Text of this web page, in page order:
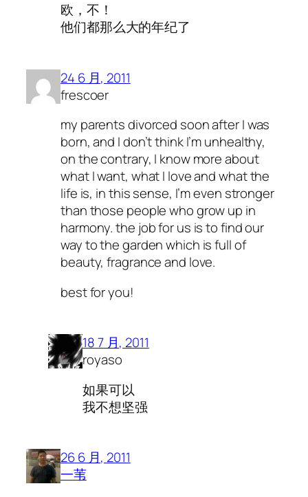
欧，不！
他们都那么大的年纪了
24 6 月, 2011
frescoer
my parents divorced soon after I was
born, and I don’t think I’m unhealthy,
on the contrary, I know more about
what I want, what I love and what the
life is, in this sense, I’m even stronger
than those people who grow up in
harmony. the job for us is to find our
way to the garden which is full of
beauty, fragrance and love.
best for you!
18 7 月, 2011
royaso
如果可以
我不想坚强
26 6 月, 2011
一苇